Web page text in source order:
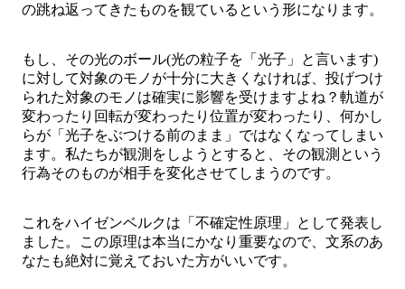
の跳ね返ってきたものを観ているという形になります。
もし、その光のボール(光の粒子を「光子」と言います)
に対して対象のモノが十分に大きくなければ、投げつけ
られた対象のモノは確実に影響を受けますよね？軌道が
変わったり回転が変わったり位置が変わったり、何かし
らが「光子をぶつける前のまま」ではなくなってしまい
ます。私たちが観測をしようとすると、その観測という
行為そのものが相手を変化させてしまうのです。
これをハイゼンベルクは「不確定性原理」として発表し
ました。この原理は本当にかなり重要なので、文系のあ
なたも絶対に覚えておいた方がいいです。